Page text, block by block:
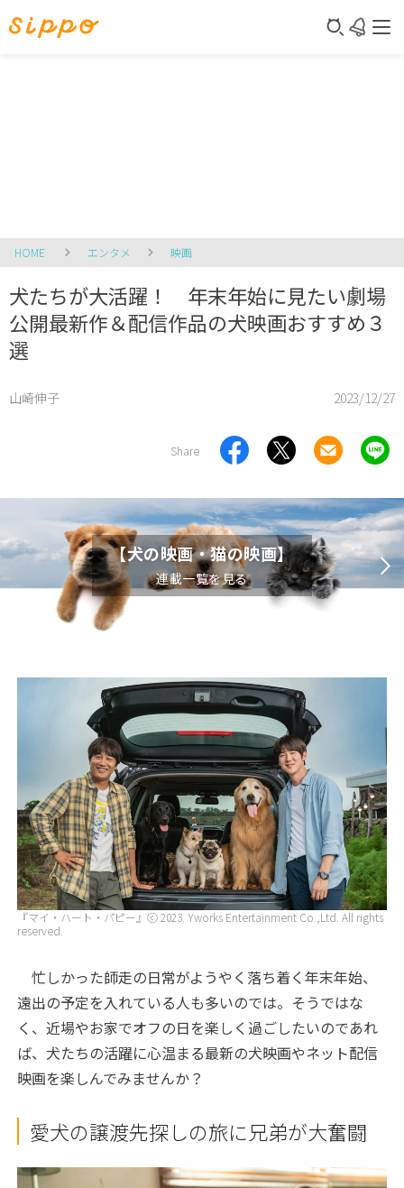
HOME エンタメ 映画
犬たちが大活躍！ 年末年始に見たい劇場
公開最新作＆配信作品の犬映画おすすめ３
選
山崎伸子 2023/12/27
Share
【犬の映画・猫の映画】
連載一覧を見る
『マイ・ハート・パピー』ⓒ 2023. Yworks Entertainment Co.,Ltd. All rights
reserved.
忙しかった師走の日常がようやく落ち着く年末年始、
遠出の予定を入れている人も多いのでは。そうではな
く、近場やお家でオフの日を楽しく過ごしたいのであれ
ば、犬たちの活躍に心温まる最新の犬映画やネット配信
映画を楽しんでみませんか？
愛犬の譲渡先探しの旅に兄弟が大奮闘